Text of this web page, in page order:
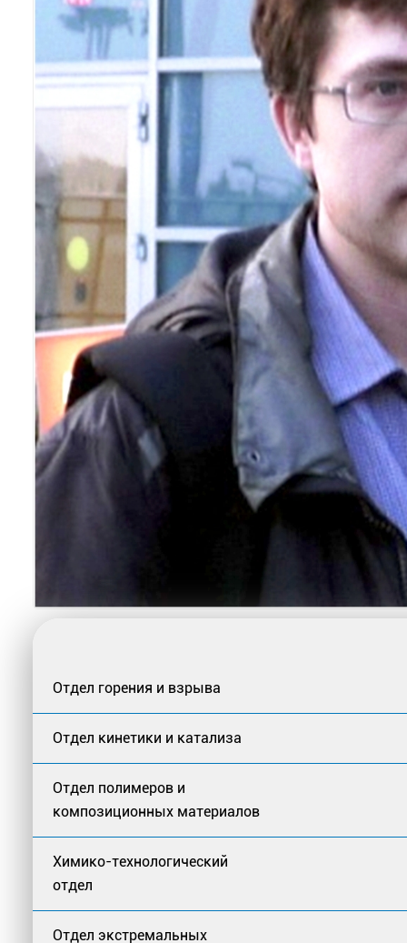
Отдел горения и взрыва
Отдел кинетики и катализа
Отдел полимеров и
композиционных материалов
Химико-технологический
отдел
Отдел экстремальных